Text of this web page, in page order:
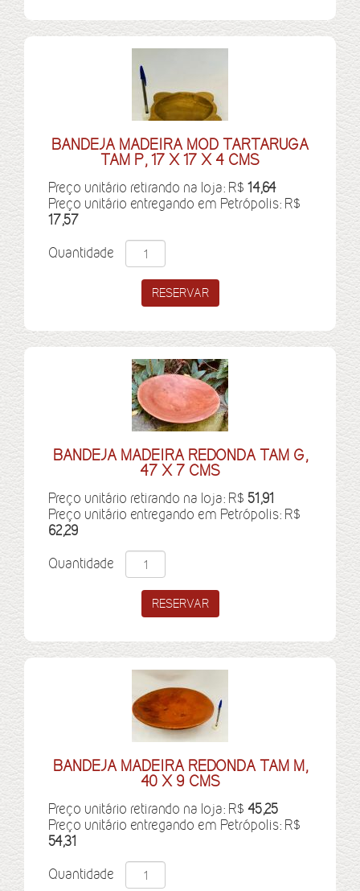
BANDEJA MADEIRA MOD TARTARUGA
TAM P, 17 X 17 X 4 CMS
Preço unitário retirando na loja: R$ 14,64
Preço unitário entregando em Petrópolis: R$
17,57
Quantidade
BANDEJA MADEIRA REDONDA TAM G,
47 X 7 CMS
Preço unitário retirando na loja: R$ 51,91
Preço unitário entregando em Petrópolis: R$
62,29
Quantidade
BANDEJA MADEIRA REDONDA TAM M,
40 X 9 CMS
Preço unitário retirando na loja: R$ 45,25
Preço unitário entregando em Petrópolis: R$
54,31
Quantidade